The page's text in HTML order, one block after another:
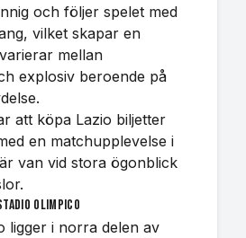
och följer spelet med
vilket skapar en
mellan
explosiv beroende på
att köpa Lazio biljetter
en matchupplevelse i
van vid stora ögonblick
Olimpico
ligger i norra delen av